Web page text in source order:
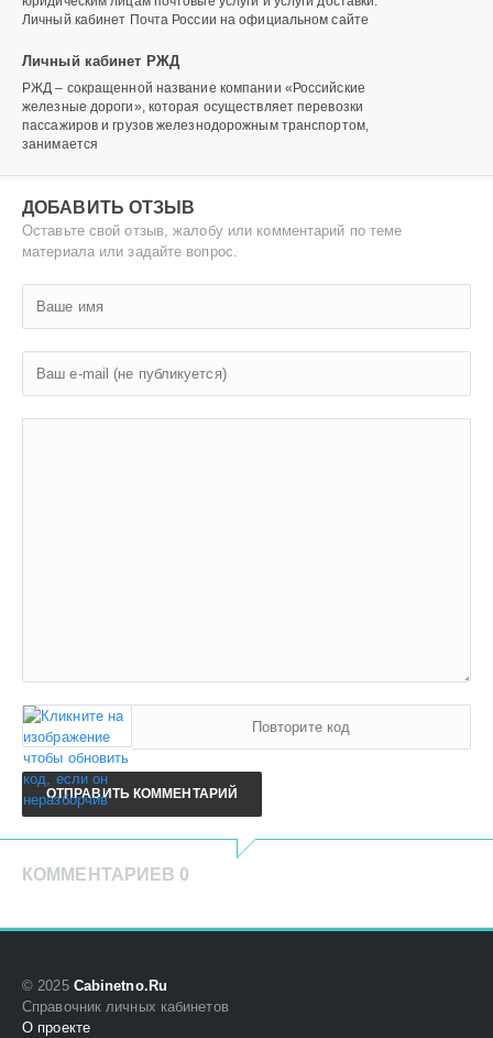
Личный кабинет Почта России на официальном сайте
Личный кабинет РЖД
РЖД – сокращенной название компании «Российские
железные дороги», которая осуществляет перевозки
пассажиров и грузов железнодорожным транспортом,
занимается
ДОБАВИТЬ ОТЗЫВ
Оставьте свой отзыв, жалобу или комментарий по теме
материала или задайте вопрос.
ОТПРАВИТЬ КОММЕНТАРИЙ
КОММЕНТАРИЕВ 0
© 2025 Cabinetno.Ru
Справочник личных кабинетов
О проекте